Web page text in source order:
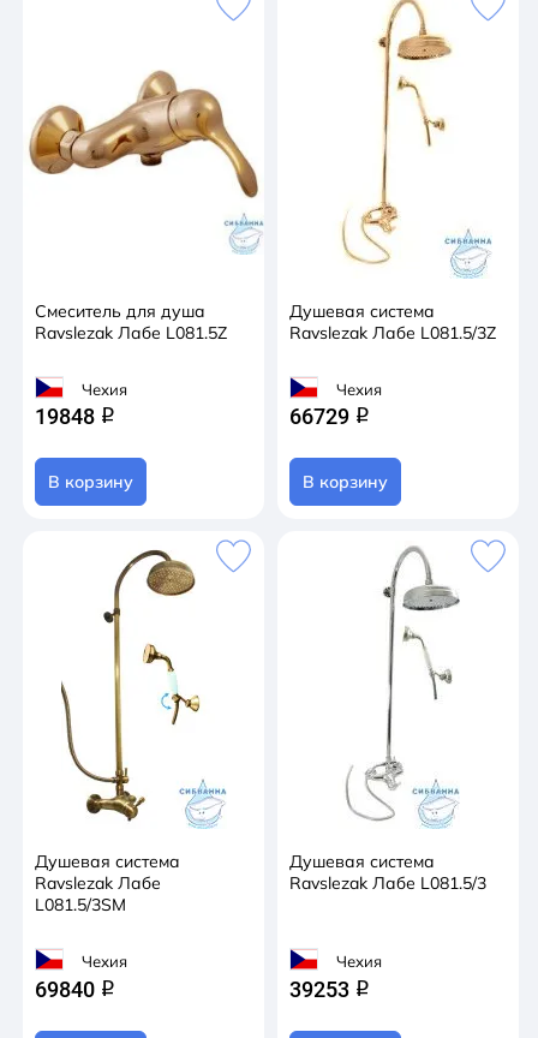
Смеситель для душа
Ravslezak Лабе L081.5Z
Чехия
19848 q
В корзину
Душевая система
Ravslezak Лабе L081.5/3Z
Чехия
66729 q
В корзину
Душевая система
Ravslezak Лабе
L081.5/3SM
Чехия
69840 q
Душевая система
Ravslezak Лабе L081.5/3
Чехия
39253 q